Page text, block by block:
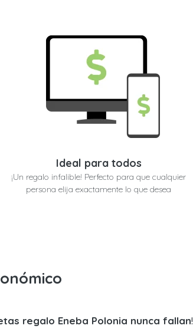
Ideal para todos
¡Un regalo infalible! Perfecto para que cualquier
persona elija exactamente lo que desea
regalo Eneba Polonia nunca fallan!